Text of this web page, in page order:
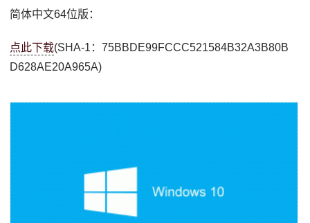
简体中文64位版：
点此下载(SHA-1：75BBDE99FCCC521584B32A3B80B
D628AE20A965A)